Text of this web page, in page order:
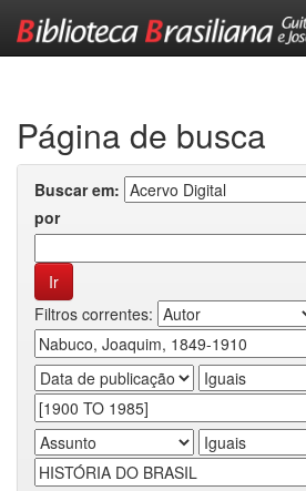
Página de busca
Buscar em:
por
Filtros correntes: